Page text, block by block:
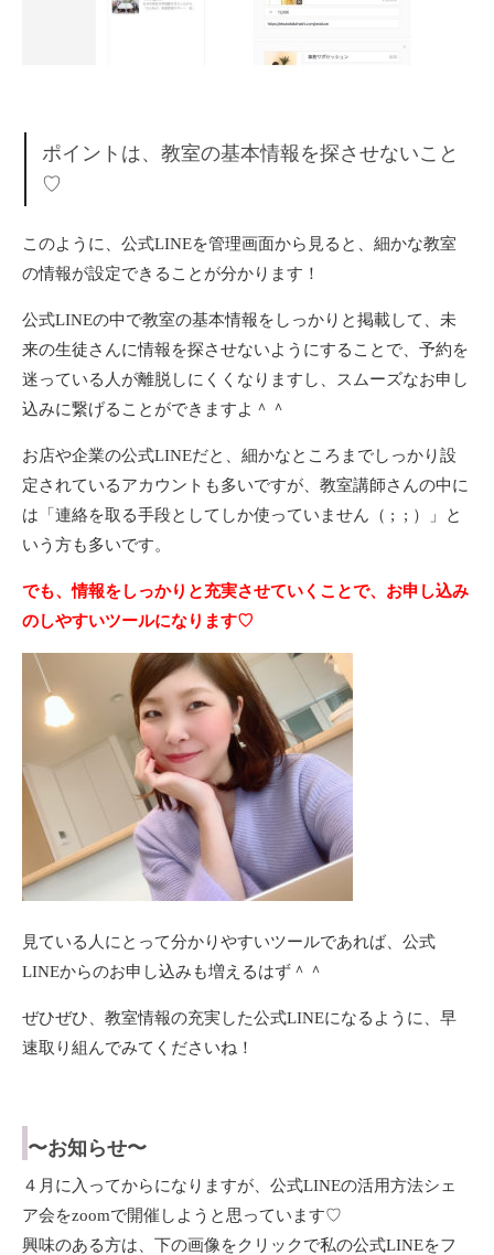
ポイントは、教室の基本情報を探させないこと
♡
このように、公式LINEを管理画面から見ると、細かな教室
の情報が設定できることが分かります！
公式LINEの中で教室の基本情報をしっかりと掲載して、未
来の生徒さんに情報を探させないようにすることで、予約を
迷っている人が離脱しにくくなりますし、スムーズなお申し
込みに繋げることができますよ＾＾
お店や企業の公式LINEだと、細かなところまでしっかり設
定されているアカウントも多いですが、教室講師さんの中に
は「連絡を取る手段としてしか使っていません（ ; ; ）」と
いう方も多いです。
でも、情報をしっかりと充実させていくことで、お申し込み
のしやすいツールになります♡
見ている人にとって分かりやすいツールであれば、公式
LINEからのお申し込みも増えるはず＾＾
ぜひぜひ、教室情報の充実した公式LINEになるように、早
速取り組んでみてくださいね！
〜お知らせ〜
４月に入ってからになりますが、公式LINEの活用方法シェ
ア会をzoomで開催しようと思っています♡
興味のある方は、下の画像をクリックで私の公式LINEをフ